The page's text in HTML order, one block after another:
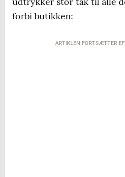
forbi butikken:
ARTIKLEN FORTSÆTTER